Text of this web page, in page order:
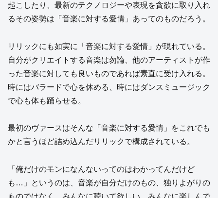
起こしたり、最新のテクノロジーや表現を貪欲に取り入れ
るその姿勢は「音楽に対する愛情」あってのものだろう。
リリックにも如実に「音楽に対する愛情」が現れている。
自分がクリエイトする音楽は勿論、他のアーティストが作
った音楽に対しても良いものであれば素直に受け入れる。
時にはバラードで心を休める、時にはダンスミュージック
で心も体も踊らせる。
最初のヴァースはそんな「音楽に対する愛情」をこれでも
かと言うほど詰め込んだリリックで構成されている。
「俺だけのモンになんないってのはわかってんだけど
も…」というのは、音楽が自分だけのもの、独りよがりの